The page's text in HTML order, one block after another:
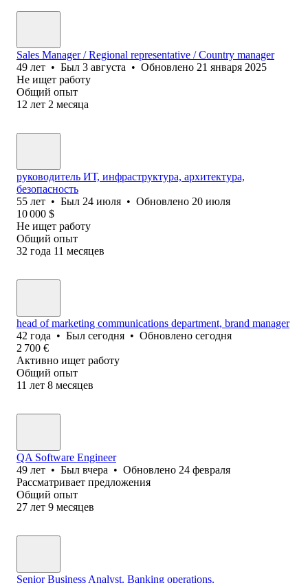
Sales Manager / Regional representative / Country manager
49 лет • Был 3 августа • Обновлено 21 января 2025
Не ищет работу
Общий опыт
12 лет 2 месяца
руководитель ИТ, инфраструктура, архитектура,
безопасность
55 лет • Был 24 июля • Обновлено 20 июля
10 000 $
Не ищет работу
Общий опыт
32 года 11 месяцев
head of marketing communications department, brand manager
42 года • Был сегодня • Обновлено сегодня
2 700 €
Активно ищет работу
Общий опыт
11 лет 8 месяцев
QA Software Engineer
49 лет • Был вчера • Обновлено 24 февраля
Рассматривает предложения
Общий опыт
27 лет 9 месяцев
Senior Business Analyst. Banking operations.